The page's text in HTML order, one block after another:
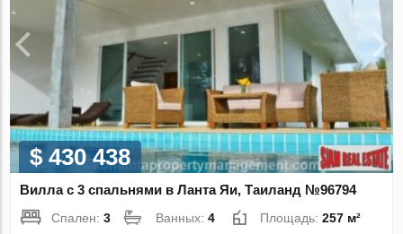
$ 430 438
Вилла с 3 спальнями в Ланта Яи, Таиланд №96794
Спален:3 Ванных:4 Площадь:257 м²